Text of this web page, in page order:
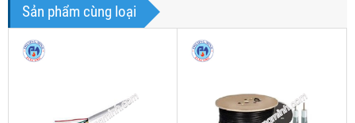
Sản phẩm cùng loại